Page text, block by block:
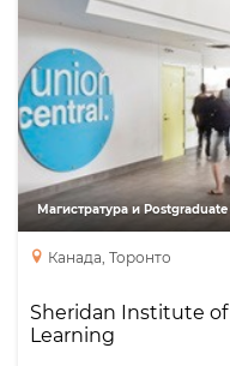
Магистратура и Postgraduate
Канада, Торонто
Sheridan Institute
Learning
Sheridan
анимации!
образования на
Graduate
и высокая